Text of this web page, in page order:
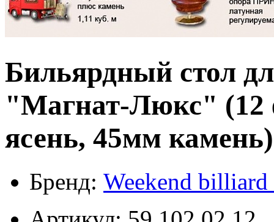
Бильярдный стол
"Магнат-Люкс" (12
ясень, 45мм камень)
Бренд: Weekend billiard